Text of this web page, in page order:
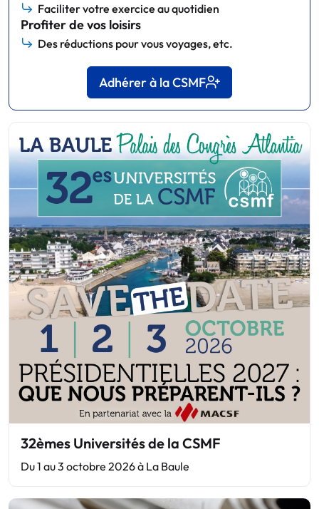
Faciliter votre exercice au quotidien
Profiter de vos loisirs
Des réductions pour vous voyages, etc.
Adhérer à la CSMF
32èmes Universités de la CSMF
Du 1 au 3 octobre 2026 à La Baule